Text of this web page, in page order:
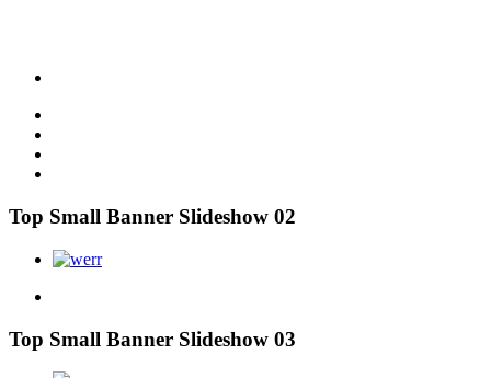
Top Small Banner Slideshow 02
Top Small Banner Slideshow 03